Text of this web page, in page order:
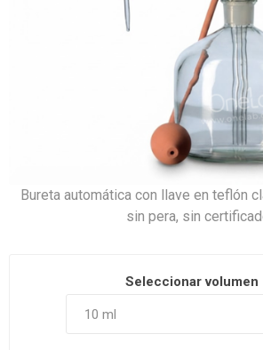
Bureta automática con llave en teflón
sin pera, sin
Seleccionar volumen